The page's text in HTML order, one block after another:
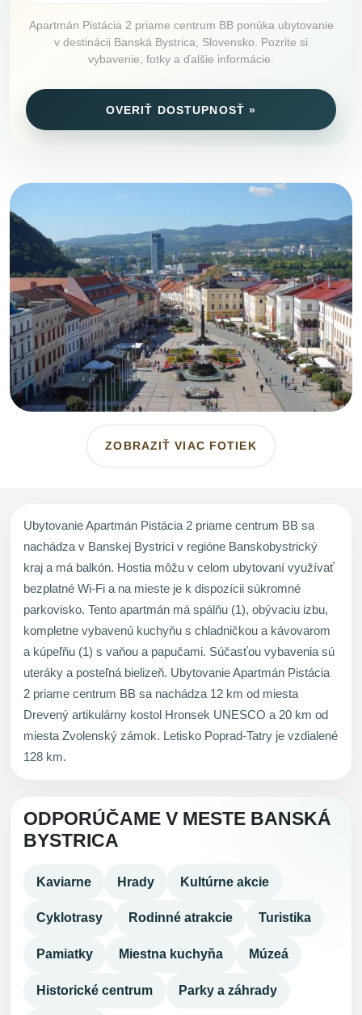
Apartmán Pistácia 2 priame centrum BB ponúka ubytovanie
v destinácii Banská Bystrica, Slovensko. Pozrite si
vybavenie, fotky a ďalšie informácie.
OVERIŤ DOSTUPNOSŤ »
ZOBRAZIŤ VIAC FOTIEK
Ubytovanie Apartmán Pistácia 2 priame centrum BB sa
nachádza v Banskej Bystrici v regióne Banskobystrický
kraj a má balkón. Hostia môžu v celom ubytovaní využívať
bezplatné Wi-Fi a na mieste je k dispozícii súkromné
parkovisko. Tento apartmán má spálňu (1), obývaciu izbu,
kompletne vybavenú kuchyňu s chladničkou a kávovarom
a kúpeľňu (1) s vaňou a papučami. Súčasťou vybavenia sú
uteráky a posteľná bielizeň. Ubytovanie Apartmán Pistácia
2 priame centrum BB sa nachádza 12 km od miesta
Drevený artikulárny kostol Hronsek UNESCO a 20 km od
miesta Zvolenský zámok. Letisko Poprad-Tatry je vzdialené
128 km.
ODPORÚČAME V MESTE BANSKÁ
BYSTRICA
Kaviarne Hrady Kultúrne akcie
Cyklotrasy Rodinné atrakcie Turistika
Pamiatky Miestna kuchyňa Múzeá
Historické centrum Parky a záhrady